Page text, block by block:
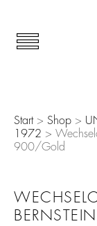
Start> Shop >
1972 >
900/Gold